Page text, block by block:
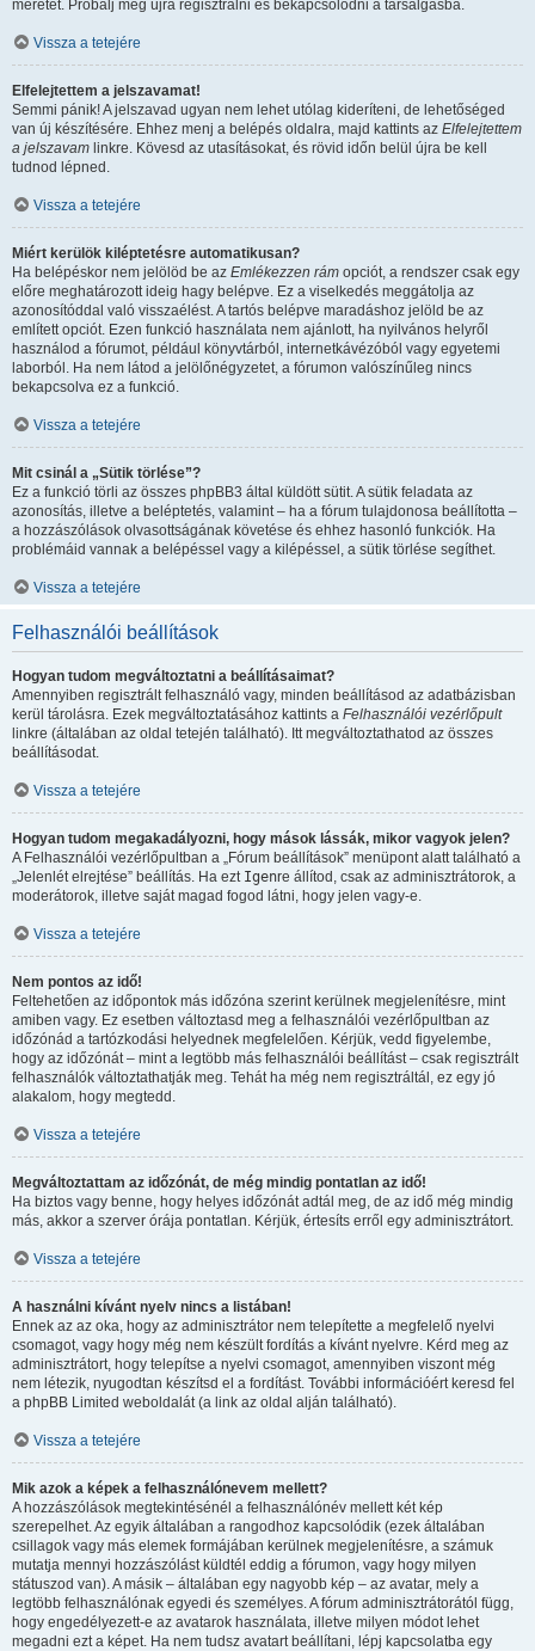
méretét. Próbálj meg újra regisztrálni és bekapcsolódni a társalgásba.
Vissza a tetejére
Elfelejtettem a jelszavamat!
Semmi pánik! A jelszavad ugyan nem lehet utólag kideríteni, de lehetőséged
van új készítésére. Ehhez menj a belépés oldalra, majd kattints az Elfelejtettem
a jelszavam linkre. Kövesd az utasításokat, és rövid időn belül újra be kell
tudnod lépned.
Vissza a tetejére
Miért kerülök kiléptetésre automatikusan?
Ha belépéskor nem jelölöd be az Emlékezzen rám opciót, a rendszer csak egy
előre meghatározott ideig hagy belépve. Ez a viselkedés meggátolja az
azonosítóddal való visszaélést. A tartós belépve maradáshoz jelöld be az
említett opciót. Ezen funkció használata nem ajánlott, ha nyilvános helyről
használod a fórumot, például könyvtárból, internetkávézóból vagy egyetemi
laborból. Ha nem látod a jelölőnégyzetet, a fórumon valószínűleg nincs
bekapcsolva ez a funkció.
Vissza a tetejére
Mit csinál a „Sütik törlése”?
Ez a funkció törli az összes phpBB3 által küldött sütit. A sütik feladata az
azonosítás, illetve a beléptetés, valamint – ha a fórum tulajdonosa beállította –
a hozzászólások olvasottságának követése és ehhez hasonló funkciók. Ha
problémáid vannak a belépéssel vagy a kilépéssel, a sütik törlése segíthet.
Vissza a tetejére
Felhasználói beállítások
Hogyan tudom megváltoztatni a beállításaimat?
Amennyiben regisztrált felhasználó vagy, minden beállításod az adatbázisban
kerül tárolásra. Ezek megváltoztatásához kattints a Felhasználói vezérlőpult
linkre (általában az oldal tetején található). Itt megváltoztathatod az összes
beállításodat.
Vissza a tetejére
Hogyan tudom megakadályozni, hogy mások lássák, mikor vagyok jelen?
A Felhasználói vezérlőpultban a „Fórum beállítások” menüpont alatt található a
„Jelenlét elrejtése” beállítás. Ha ezt Igenre állítod, csak az adminisztrátorok, a
moderátorok, illetve saját magad fogod látni, hogy jelen vagy-e.
Vissza a tetejére
Nem pontos az idő!
Feltehetően az időpontok más időzóna szerint kerülnek megjelenítésre, mint
amiben vagy. Ez esetben változtasd meg a felhasználói vezérlőpultban az
időzónád a tartózkodási helyednek megfelelően. Kérjük, vedd figyelembe,
hogy az időzónát – mint a legtöbb más felhasználói beállítást – csak regisztrált
felhasználók változtathatják meg. Tehát ha még nem regisztráltál, ez egy jó
alakalom, hogy megtedd.
Vissza a tetejére
Megváltoztattam az időzónát, de még mindig pontatlan az idő!
Ha biztos vagy benne, hogy helyes időzónát adtál meg, de az idő még mindig
más, akkor a szerver órája pontatlan. Kérjük, értesíts erről egy adminisztrátort.
Vissza a tetejére
A használni kívánt nyelv nincs a listában!
Ennek az az oka, hogy az adminisztrátor nem telepítette a megfelelő nyelvi
csomagot, vagy hogy még nem készült fordítás a kívánt nyelvre. Kérd meg az
adminisztrátort, hogy telepítse a nyelvi csomagot, amennyiben viszont még
nem létezik, nyugodtan készítsd el a fordítást. További információért keresd fel
a phpBB Limited weboldalát (a link az oldal alján található).
Vissza a tetejére
Mik azok a képek a felhasználónevem mellett?
A hozzászólások megtekintésénél a felhasználónév mellett két kép
szerepelhet. Az egyik általában a rangodhoz kapcsolódik (ezek általában
csillagok vagy más elemek formájában kerülnek megjelenítésre, a számuk
mutatja mennyi hozzászólást küldtél eddig a fórumon, vagy hogy milyen
státuszod van). A másik – általában egy nagyobb kép – az avatar, mely a
legtöbb felhasználónak egyedi és személyes. A fórum adminisztrátorától függ,
hogy engedélyezett-e az avatarok használata, illetve milyen módot lehet
megadni ezt a képet. Ha nem tudsz avatart beállítani, lépj kapcsolatba egy